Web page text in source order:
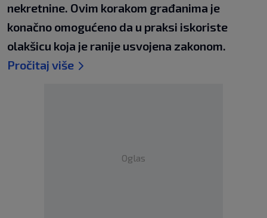
nekretnine. Ovim korakom građanima je
konačno omogućeno da u praksi iskoriste
olakšicu koja je ranije usvojena zakonom.
Pročitaj više
Oglas